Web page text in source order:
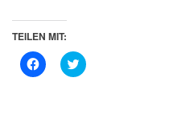
TEILEN MIT:
K
l
K
l